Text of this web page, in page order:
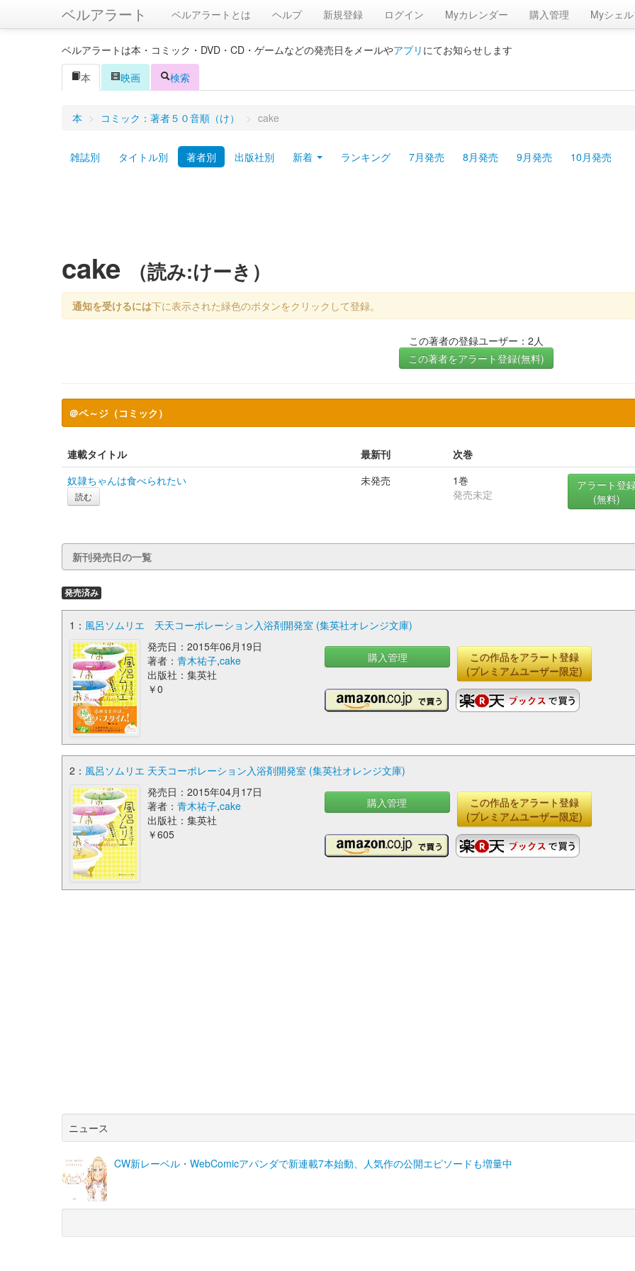
ベルアラート ベルアラートとは ヘルプ 新規登録 ログイン Myカレンダー 購入管理 Myシェ
ベルアラートは本・コミック・DVD・CD・ゲームなどの発売日をメールやアプリ にてお知らせします
本
映画 検索
本 > コミック：著者５０音順（け） > cake
雑誌別 タイトル別 著者別 出版社別 新着 ランキング 7月発売 8月発売 9月発売 10月発売
cake （読み:けーき）
通知を受けるには下に表示された緑色のボタンをクリックして登録。
この著者の登録ユーザー：2人
この著者をアラート登録(無料)
＠ペ～ジ（コミック）
連載タイトル 最新刊
次巻
奴隷ちゃんは食べられたい
読む
未発売
1巻
発売未定
アラート登
(無料)
新刊発売日の一覧
発売済み
1： 風呂ソムリエ 天天コーポレーション入浴剤開発室 (集英社オレンジ文庫)
発売日：2015年06月19日
著者：青木祐子,cake
出版社：集英社
￥0
購入管理
この作品をアラート登録
(プレミアムユーザー限定)
2： 風呂ソムリエ 天天コーポレーション入浴剤開発室 (集英社オレンジ文庫)
発売日：2015年04月17日
著者： 青木祐子,cake
出版社：集英社
￥605
購入管理
この作品をアラート登録
(プレミアムユーザー限定)
ニュース
CW新レーベル・WebComicアパンダで新連載7本始動、人気作の公開エピソードも増量中